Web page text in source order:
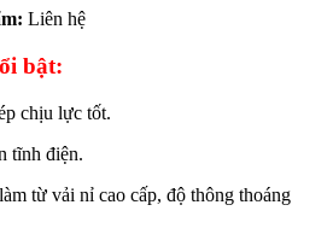
Liên hệ
bật:
chịu lực tốt.
tĩnh điện.
từ vải nỉ cao cấp, độ thông thoáng